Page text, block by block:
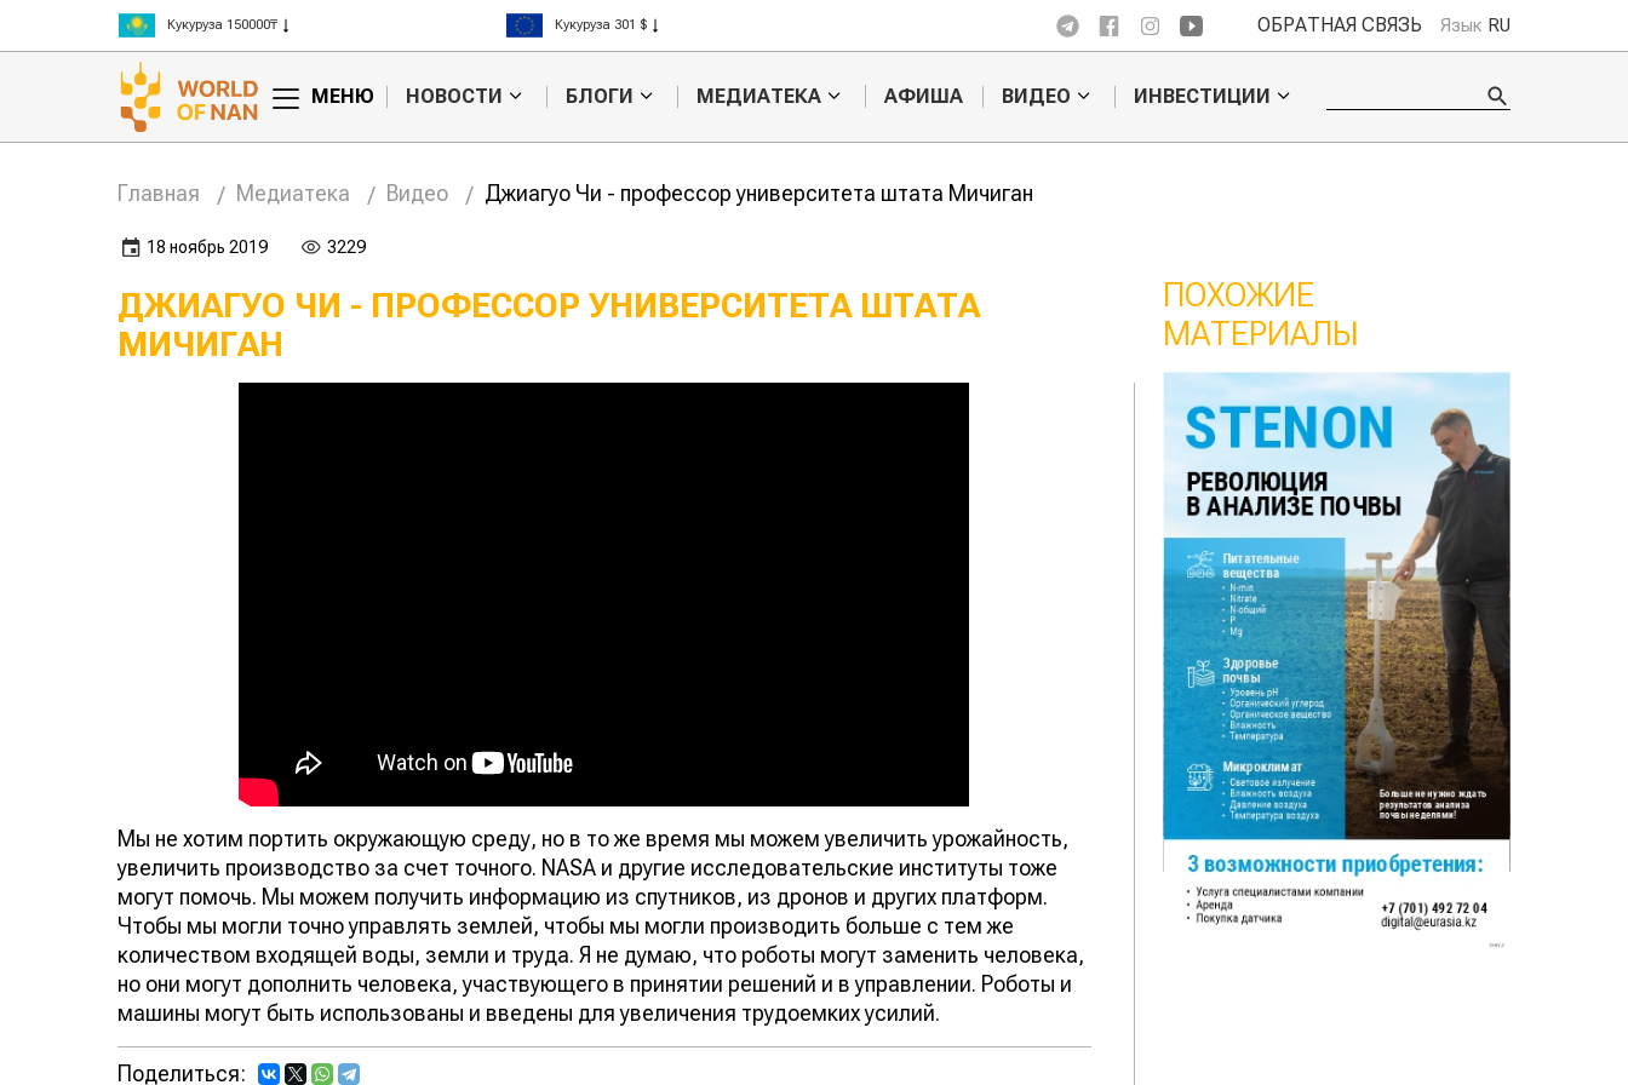
Кукуруза 150000₸
Рис 300000₸
Пшеница 3 класс 125000₸
Кукуруза 301 $
Рис 408 $
ОБРАТНАЯ СВЯЗЬ Язык RU
МЕНЮ НОВОСТИ БЛОГИ МЕДИАТЕКА АФИША ВИДЕО ИНВЕСТИЦИИ
Главная Медиатека Видео Джиагуо Чи - профессор университета штата Мичиган
18 ноябрь 2019 3229
ДЖИАГУО ЧИ - ПРОФЕССОР УНИВЕРСИТЕТА ШТАТА
МИЧИГАН
Мы не хотим портить окружающую среду, но в то же время мы можем увеличить урожайность,
увеличить производство за счет точного. NASA и другие исследовательские институты тоже
могут помочь. Мы можем получить информацию из спутников, из дронов и других платформ.
Чтобы мы могли точно управлять землей, чтобы мы могли производить больше с тем же
количеством входящей воды, земли и труда. Я не думаю, что роботы могут заменить человека,
но они могут дополнить человека, участвующего в принятии решений и в управлении. Роботы и
машины могут быть использованы и введены для увеличения трудоемких усилий.
Поделиться:
ПОХОЖИЕ
МАТЕРИАЛЫ